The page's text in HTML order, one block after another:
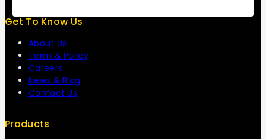
Get To Know Us
About Us
Term & Policy
Careers
News & Blog
Contact Us
Products